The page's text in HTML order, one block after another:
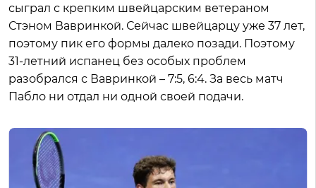
сыграл с крепким швейцарским ветераном
Стэном Вавринкой. Сейчас швейцарцу уже 37 лет,
поэтому пик его формы далеко позади. Поэтому
31-летний испанец без особых проблем
разобрался с Вавринкой – 7:5, 6:4. За весь матч
Пабло ни отдал ни одной своей подачи.